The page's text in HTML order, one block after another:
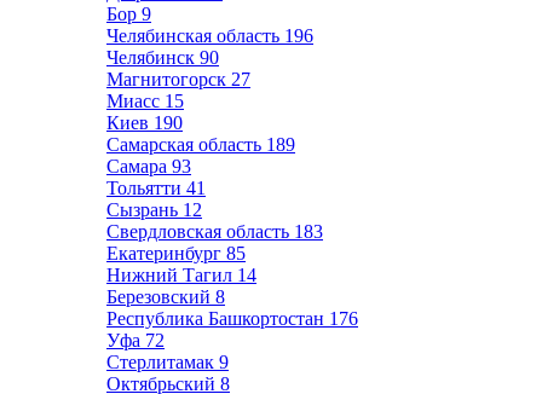
Бор 9
Челябинская область 196
Челябинск 90
Магнитогорск 27
Миасс 15
Киев 190
Самарская область 189
Самара 93
Тольятти 41
Сызрань 12
Свердловская область 183
Екатеринбург 85
Нижний Тагил 14
Березовский 8
Республика Башкортостан 176
Уфа 72
Стерлитамак 9
Октябрьский 8